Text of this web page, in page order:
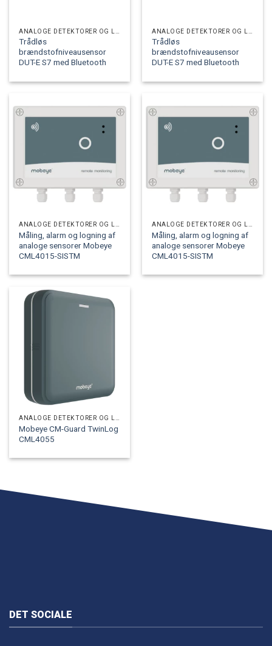
Trådløs
brændstofniveausensor
DUT-E S7 med Bluetooth
Trådløs
brændstofniveausensor
DUT-E S7 med Bluetooth
ANALOGE DETEKTORER OG LOGGERE
Måling, alarm og logning af
analoge sensorer Mobeye
CML4015-SISTM
ANALOGE DETEKTORER OG LOGGERE
Måling, alarm og logning af
analoge sensorer Mobeye
CML4015-SISTM
Mobeye CM-Guard TwinLog
CML4055
DET SOCIALE